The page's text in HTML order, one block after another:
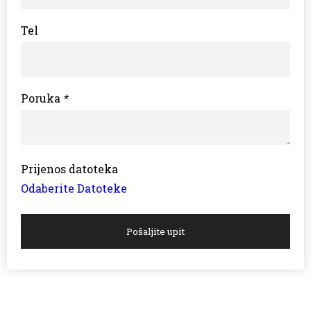
Tel
*
Poruka
Prijenos datoteka
Odaberite Datoteke
Pošaljite upit